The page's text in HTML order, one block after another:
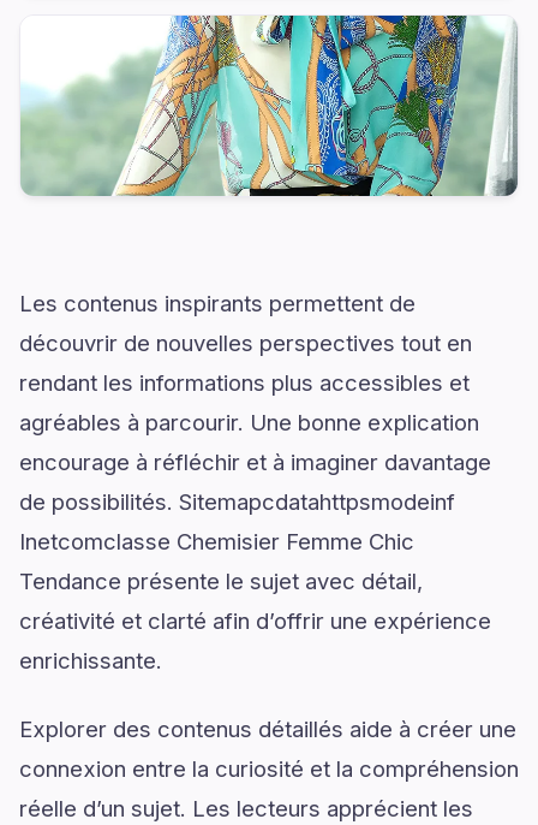
Les contenus inspirants permettent de
découvrir de nouvelles perspectives tout en
rendant les informations plus accessibles et
agréables à parcourir. Une bonne explication
encourage à réfléchir et à imaginer davantage
de possibilités. Sitemapcdatahttpsmodeinf
Inetcomclasse Chemisier Femme Chic
Tendance présente le sujet avec détail,
créativité et clarté afin d’offrir une expérience
enrichissante.
Explorer des contenus détaillés aide à créer une
connexion entre la curiosité et la compréhension
réelle d’un sujet. Les lecteurs apprécient les